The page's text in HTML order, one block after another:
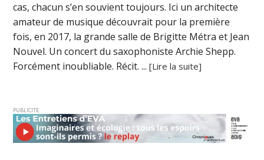
cas, chacun s’en souvient toujours. Ici un architecte
amateur de musique découvrait pour la première
fois, en 2017, la grande salle de Brigitte Métra et Jean
Nouvel. Un concert du saxophoniste Archie Shepp.
Forcément inoubliable. Récit. ...[Lire la suite]
PUBLICITE